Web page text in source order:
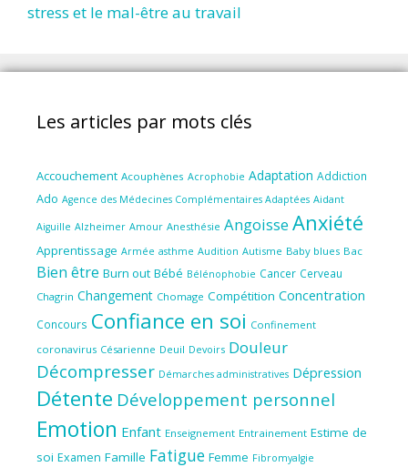
stress et le mal-être au travail
Les articles par mots clés
Accouchement Acouphènes Acrophobie Adaptation Addiction
Ado Agence des Médecines Complémentaires Adaptées Aidant
Aiguille Alzheimer Amour Anesthésie Angoisse Anxiété
Apprentissage Armée asthme Audition Autisme Baby blues Bac
Bien être Burn out Bébé Bélénophobie Cancer Cerveau
Chagrin Changement Chomage Compétition Concentration
Concours Confiance en soi Confinement
coronavirus Césarienne Deuil Devoirs Douleur
Décompresser Démarches administratives Dépression
Détente Développement personnel
Emotion Enfant Enseignement Entrainement Estime de
soi Examen Famille Fatigue Femme Fibromyalgie